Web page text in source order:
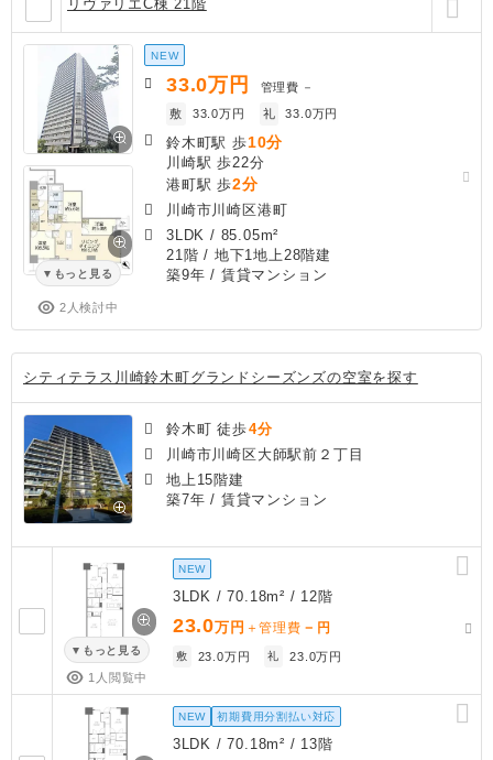
リヴァリエC棟 21階
もっと見る
2人検討中
NEW
33.0万円 管理費 －
敷
33.0万円 礼 33.0万円
鈴木町駅 歩10分
川崎駅 歩22分
港町駅 歩2分
川崎市川崎区港町
3LDK / 85.05m²
21階 / 地下1地上28階建
築9年 / 賃貸マンション
シティテラス川崎鈴木町グランドシーズンズの空室を探す
鈴木町 徒歩4分
川崎市川崎区大師駅前２丁目
地上15階建
築7年 / 賃貸マンション
もっと見る
1人閲覧中
NEW
3LDK / 70.18m² / 12階
23.0万円 ＋管理費 － 円
敷 23.0万円 礼 23.0万円
NEW 初期費用分割払い対応
3LDK / 70.18m² / 13階